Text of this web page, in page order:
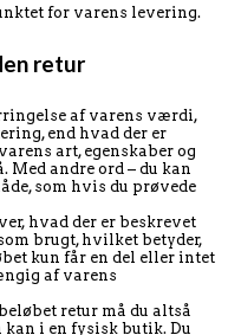
for varens levering.
retur
af varens værdi,
end hvad der er
art, egenskaber og
Med andre ord – du kan
som hvis du prøvede
hvad der er beskrevet
brugt, hvilket betyder,
kun får en del eller intet
af varens
retur må du altså
kan i en fysisk butik. Du